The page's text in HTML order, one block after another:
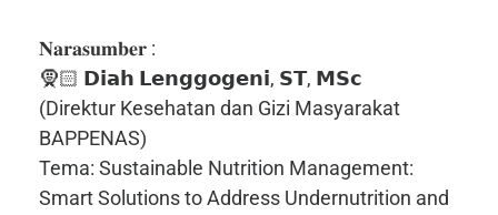
𝐍𝐚𝐫𝐚𝐬𝐮𝐦𝐛𝐞𝐫 :
🧕🏻 𝗗𝗶𝗮𝗵 𝗟𝗲𝗻𝗴𝗴𝗼𝗴𝗲𝗻𝗶, 𝗦𝗧, 𝗠𝗦𝗰
(Direktur Kesehatan dan Gizi Masyarakat
BAPPENAS)
Tema: Sustainable Nutrition Management:
Smart Solutions to Address Undernutrition and